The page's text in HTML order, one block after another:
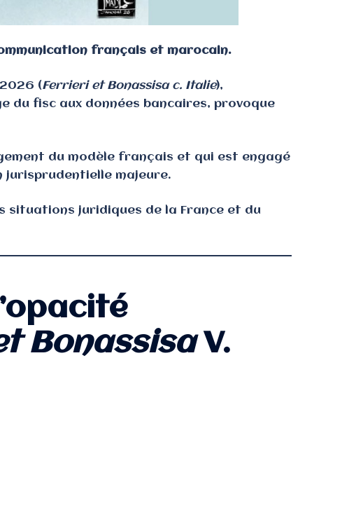
français et marocain.
(Ferrieri et Bonassisa c. Italie),
du fisc aux données bancaires, provoque
du modèle français et qui est engagé
jurisprudentielle majeure.
situations juridiques de la France et du
BonassisaV.